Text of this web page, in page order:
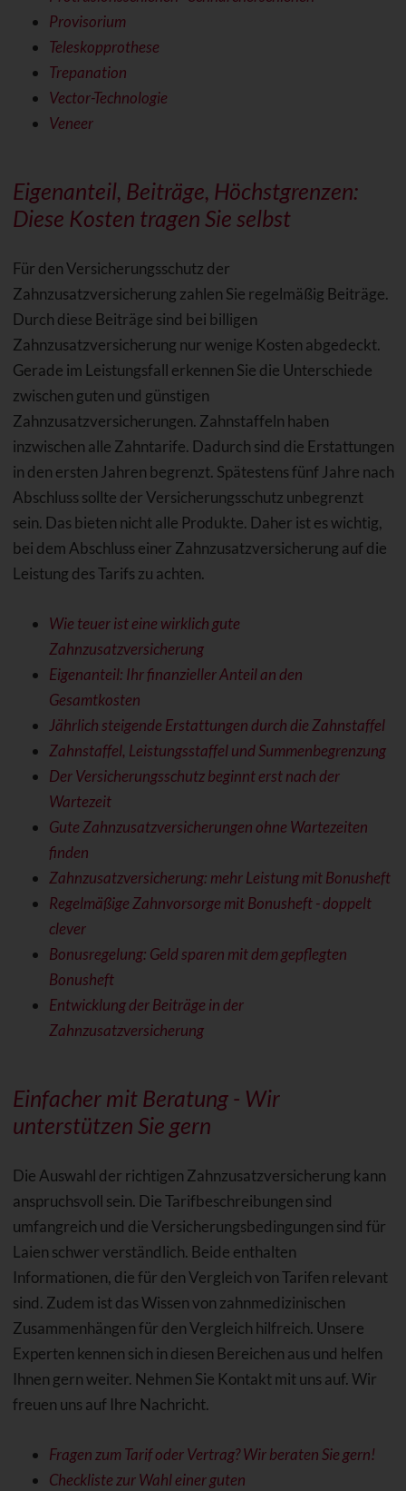
Provisorium
Teleskopprothese
Trepanation
Vector-Technologie
Veneer
Eigenanteil, Beiträge, Höchstgrenzen:
Diese Kosten tragen Sie selbst
Für den Versicherungsschutz der
Zahnzusatzversicherung zahlen Sie regelmäßig Beiträge.
Durch diese Beiträge sind bei billigen
Zahnzusatzversicherung nur wenige Kosten abgedeckt.
Gerade im Leistungsfall erkennen Sie die Unterschiede
zwischen guten und günstigen
Zahnzusatzversicherungen. Zahnstaffeln haben
inzwischen alle Zahntarife. Dadurch sind die Erstattungen
in den ersten Jahren begrenzt. Spätestens fünf Jahre nach
Abschluss sollte der Versicherungsschutz unbegrenzt
sein. Das bieten nicht alle Produkte. Daher ist es wichtig,
bei dem Abschluss einer Zahnzusatzversicherung auf die
Leistung des Tarifs zu achten.
Wie teuer ist eine wirklich gute
Zahnzusatzversicherung
Eigenanteil: Ihr finanzieller Anteil an den
Gesamtkosten
Jährlich steigende Erstattungen durch die Zahnstaffel
Zahnstaffel, Leistungsstaffel und Summenbegrenzung
Der Versicherungsschutz beginnt erst nach der
Wartezeit
Gute Zahnzusatzversicherungen ohne Wartezeiten
finden
Zahnzusatzversicherung: mehr Leistung mit Bonusheft
Regelmäßige Zahnvorsorge mit Bonusheft - doppelt
clever
Bonusregelung: Geld sparen mit dem gepflegten
Bonusheft
Entwicklung der Beiträge in der
Zahnzusatzversicherung
Einfacher mit Beratung - Wir
unterstützen Sie gern
Die Auswahl der richtigen Zahnzusatzversicherung kann
anspruchsvoll sein. Die Tarifbeschreibungen sind
umfangreich und die Versicherungsbedingungen sind für
Laien schwer verständlich. Beide enthalten
Informationen, die für den Vergleich von Tarifen relevant
sind. Zudem ist das Wissen von zahnmedizinischen
Zusammenhängen für den Vergleich hilfreich. Unsere
Experten kennen sich in diesen Bereichen aus und helfen
Ihnen gern weiter. Nehmen Sie Kontakt mit uns auf. Wir
freuen uns auf Ihre Nachricht.
Fragen zum Tarif oder Vertrag? Wir beraten Sie gern!
Checkliste zur Wahl einer guten